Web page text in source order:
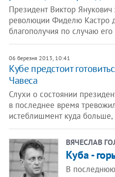
Президент Виктор
революции Фиделю Кастро
благополучия по случаю
06 березня 2013, 10:41
​Кубе предстоит
Чавеса
Слухи о состоянии
в последнее время
истеблишмент куда
ВЯЧЕСЛАВ
Куба -
В последнюю